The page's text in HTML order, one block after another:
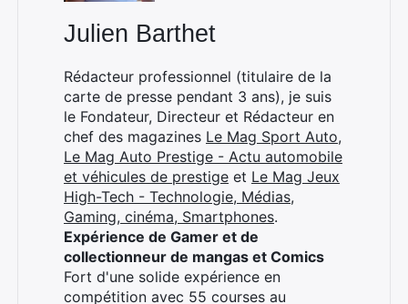
Julien Barthet
Rédacteur professionnel (titulaire de la
carte de presse pendant 3 ans), je suis
le Fondateur, Directeur et Rédacteur en
chef des magazines Le Mag Sport Auto,
Le Mag Auto Prestige - Actu automobile
et véhicules de prestige et Le Mag Jeux
High-Tech - Technologie, Médias,
Gaming, cinéma, Smartphones.
Expérience de Gamer et de
collectionneur de mangas et Comics
Fort d'une solide expérience en
compétition avec 55 courses au